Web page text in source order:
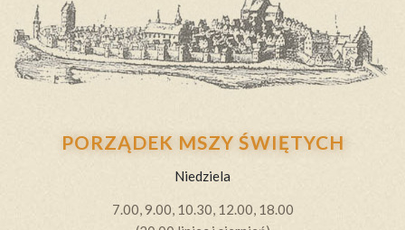
PORZĄDEK MSZY ŚWIĘTYCH
Niedziela
7.00, 9.00, 10.30, 12.00, 18.00